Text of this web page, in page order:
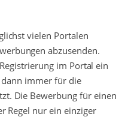
vielen Portalen
abzusenden.
im Portal ein
immer für die
Die Bewerbung für einen
Regel nur ein einziger